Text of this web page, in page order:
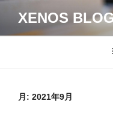
テ
XENOS
月: 2021年9月